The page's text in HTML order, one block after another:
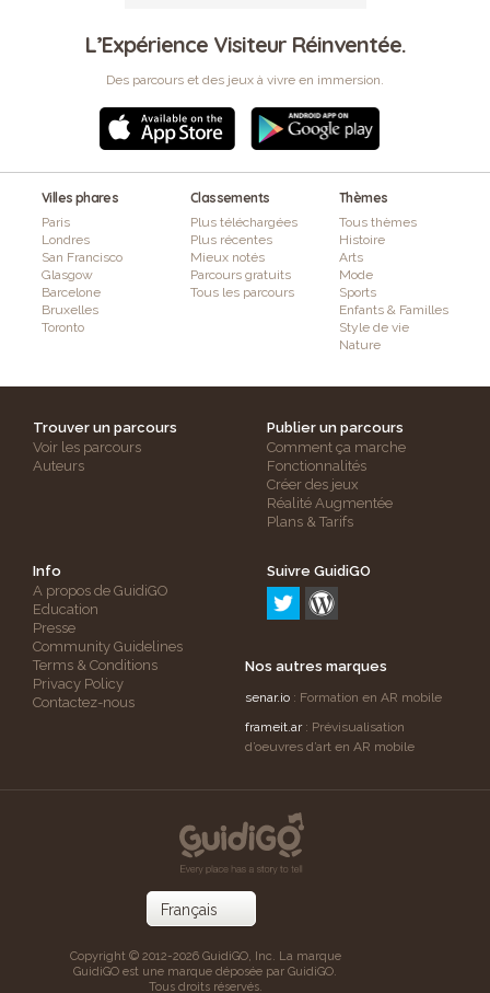
L’Expérience Visiteur Réinventée.
Des parcours et des jeux à vivre en immersion.
Villes phares
Paris
Londres
San Francisco
Glasgow
Barcelone
Bruxelles
Toronto
Classements
Plus téléchargées
Plus récentes
Mieux notés
Parcours gratuits
Tous les parcours
Thèmes
Tous thèmes
Histoire
Arts
Mode
Sports
Enfants & Familles
Style de vie
Nature
Trouver un parcours
Voir les parcours
Auteurs
Publier un parcours
Comment ça marche
Fonctionnalités
Créer des jeux
Réalité Augmentée
Plans & Tarifs
Info
A propos de GuidiGO
Education
Presse
Community Guidelines
Terms & Conditions
Privacy Policy
Contactez-nous
Suivre GuidiGO
Nos autres marques
senar.io : Formation en AR mobile
frameit.ar: Prévisualisation
d’oeuvres d’art en AR mobile
Copyright © 2012-2026 GuidiGO, Inc. La marque
GuidiGO est une marque déposée par GuidiGO.
Tous droits réservés.